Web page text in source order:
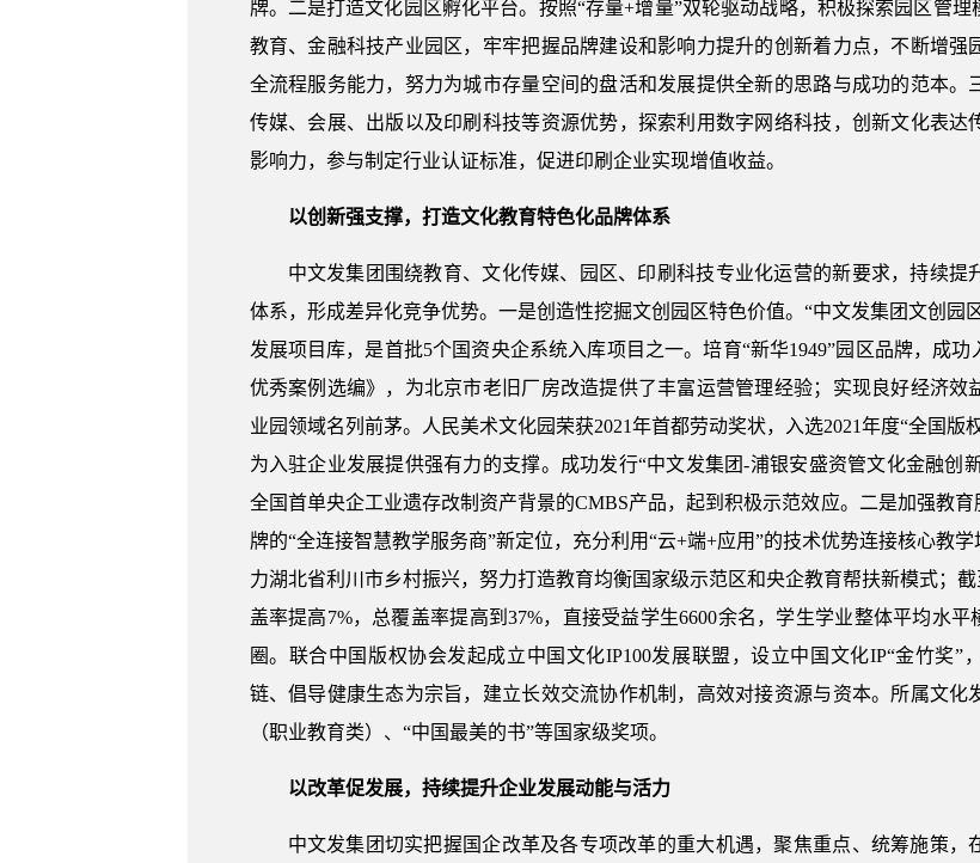
牌。二是打造文化园区孵化平台。按照“存量+增量”双轮驱动战略，积极探索园区管
教育、金融科技产业园区，牢牢把握品牌建设和影响力提升的创新着力点，不断增
全流程服务能力，努力为城市存量空间的盘活和发展提供全新的思路与成功的范本
传媒、会展、出版以及印刷科技等资源优势，探索利用数字网络科技，创新文化表
影响力，参与制定行业认证标准，促进印刷企业实现增值收益。
以创新强支撑，打造文化教育特色化品牌体系
中文发集团围绕教育、文化传媒、园区、印刷科技专业化运营的新要求，持续
体系，形成差异化竞争优势。一是创造性挖掘文创园区特色价值。“中文发集团文创园
发展项目库，是首批5个国资央企系统入库项目之一。培育“新华1949”园区品牌，成
优秀案例选编》，为北京市老旧厂房改造提供了丰富运营管理经验；实现良好经济
业园领域名列前茅。人民美术文化园荣获2021年首都劳动奖状，入选2021年度“全国
为入驻企业发展提供强有力的支撑。成功发行“中文发集团-浦银安盛资管文化金融创
全国首单央企工业遗存改制资产背景的CMBS产品，起到积极示范效应。二是加强教
牌的“全连接智慧教学服务商”新定位，充分利用“云+端+应用”的技术优势连接核心教
力湖北省利川市乡村振兴，努力打造教育均衡国家级示范区和央企教育帮扶新模式；
盖率提高7%，总覆盖率提高到37%，直接受益学生6600余名，学生学业整体平均水
圈。联合中国版权协会发起成立中国文化IP100发展联盟，设立中国文化IP“金竹奖
链、倡导健康生态为宗旨，建立长效交流协作机制，高效对接资源与资本。所属文
（职业教育类）、“中国最美的书”等国家级奖项。
以改革促发展，持续提升企业发展动能与活力
中文发集团切实把握国企改革及各专项改革的重大机遇，聚焦重点、统筹施策